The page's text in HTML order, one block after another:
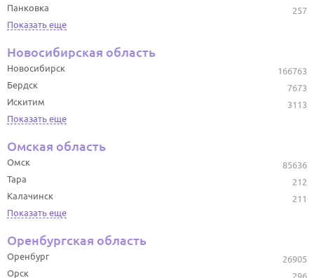
257
Панковка
Показать еще
Новосибирская область
166763
Новосибирск
7673
Бердск
3113
Искитим
Показать еще
Омская область
85636
Омск
212
Тара
211
Калачинск
Показать еще
Оренбургская область
26905
Оренбург
296
Орск